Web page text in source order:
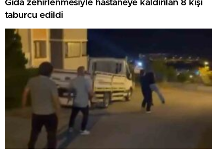
Gıda zehirlenmesiyle hastaneye kaldırılan 8 kişi
taburcu edildi